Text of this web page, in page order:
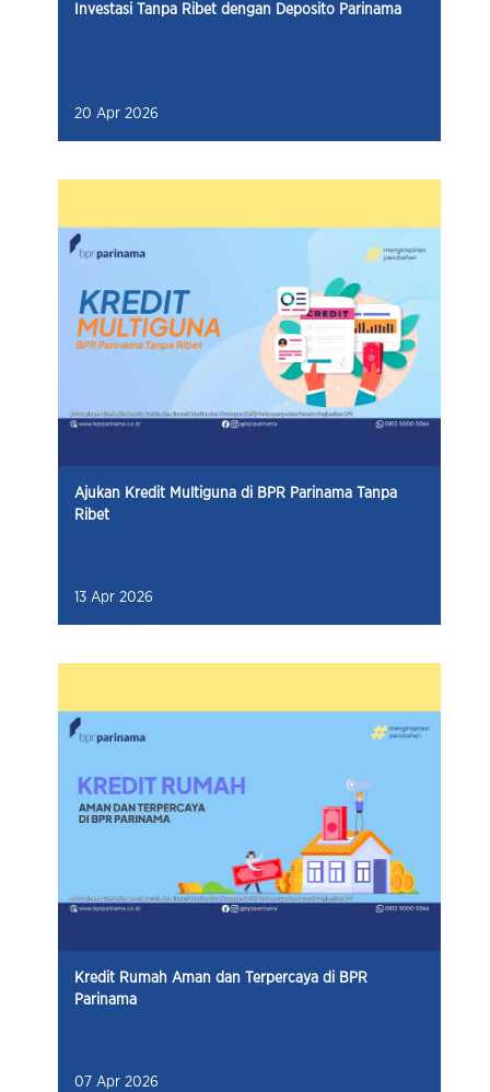
Investasi Tanpa Ribet dengan Deposito Parinama
20 Apr 2026
Ajukan Kredit Multiguna di BPR Parinama Tanpa
Ribet
13 Apr 2026
Kredit Rumah Aman dan Terpercaya di BPR
Parinama
07 Apr 2026